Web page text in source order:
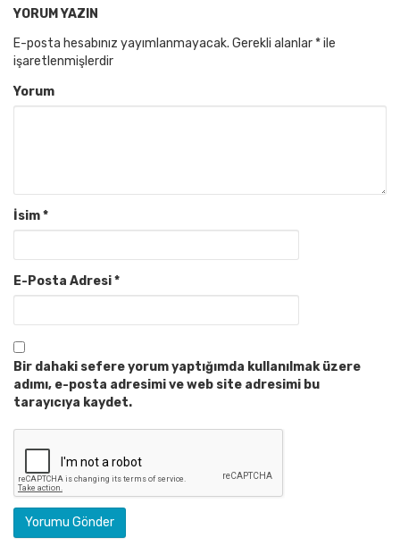
YORUM YAZIN
E-posta hesabınız yayımlanmayacak. Gerekli alanlar *ile
işaretlenmişlerdir
Yorum
İsim*
E-Posta Adresi*
Bir dahaki sefere yorum yaptığımda kullanılmak üzere
adımı, e-posta adresimi ve web site adresimi bu
tarayıcıya kaydet.